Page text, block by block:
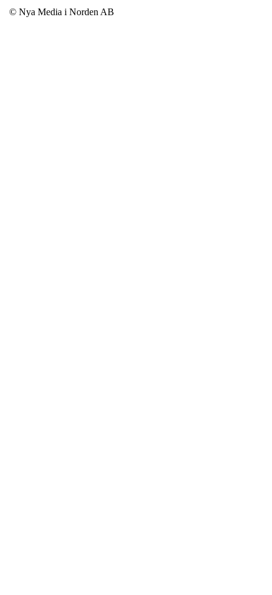
© Nya Media i Norden AB